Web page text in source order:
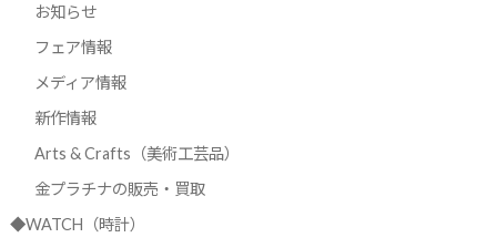
お知らせ
フェア情報
メディア情報
新作情報
Arts & Crafts（美術工芸品）
金プラチナの販売・買取
◆WATCH（時計）